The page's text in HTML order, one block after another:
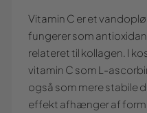
Vitamin C er et
fungerer som
relateret til kollagen. I
vitamin C som L-
også som mere stabile
effekt afhænger af